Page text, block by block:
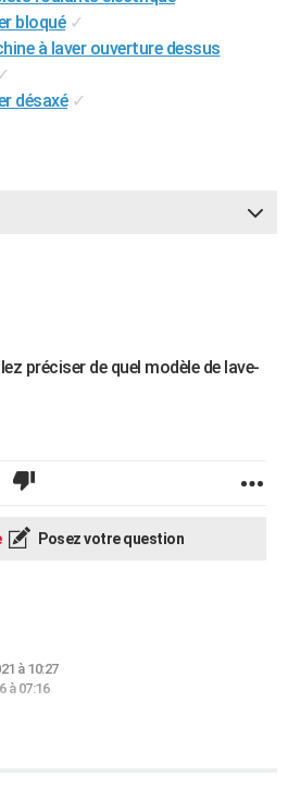
bloqué ✓
à laver ouverture dessus
✓
désaxé ✓
préciser de quel modèle de lave-
Posez votre question
à 10:27
à 07:16